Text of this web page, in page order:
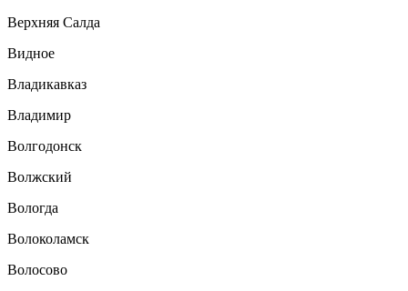
Верхняя Салда
Видное
Владикавказ
Владимир
Волгодонск
Волжский
Вологда
Волоколамск
Волосово